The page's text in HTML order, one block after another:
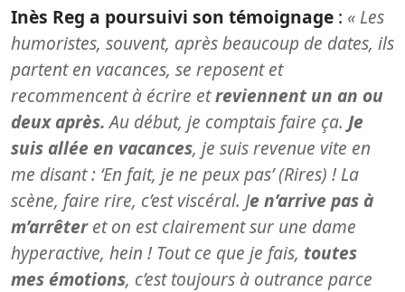
Inès Reg a poursuivi son témoignage : « Les
humoristes, souvent, après beaucoup de dates, ils
partent en vacances, se reposent et
recommencent à écrire etreviennent un an ou
deux après.Au début, je comptais faire ça. Je
suis allée en vacances, je suis revenue vite en
me disant : ‘En fait, je ne peux pas’ (Rires) ! La
scène, faire rire, c’est viscéral. Je n’arrive pas à
m’arrêteret on est clairement sur une dame
hyperactive, hein ! Tout ce que je fais, toutes
mes émotions, c’est toujours à outrance parce